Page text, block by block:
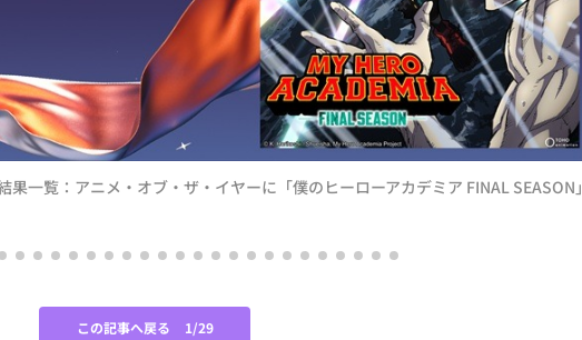
一覧：アニメ・オブ・ザ・イヤーに「僕のヒーローアカデミア FINAL SEASON」
この記事へ戻る 1/29